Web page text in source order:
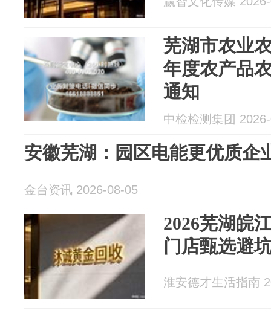
芜湖市农业
年度农产品
通知
中检检测集团
安徽芜湖：园区电能更优质企
金台资讯 2026-08-05
2026芜湖皖
门店甄选避
淮安德才生活指南